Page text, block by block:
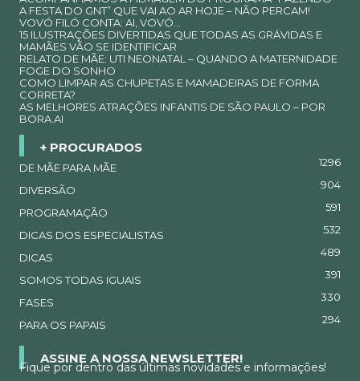
A FESTA DO GNT” QUE VAI AO AR HOJE – NÃO PERCAM!
VOVÓ FILÓ CONTA: AI, VOVÓ…
15 ILUSTRAÇÕES DIVERTIDAS QUE TODAS AS GRÁVIDAS E
MAMÃES VÃO SE IDENTIFICAR
RELATO DE MÃE: UTI NEONATAL – QUANDO A MATERNIDADE
FOGE DO SONHO
COMO LIMPAR AS CHUPETAS E MAMADEIRAS DE FORMA
CORRETA?
AS MELHORES ATRAÇÕES INFANTIS DE SÃO PAULO – POR
BORA.AI
+ PROCURADOS
DE MÃE PARA MÃE 1296
DIVERSÃO 904
PROGRAMAÇÃO 591
DICAS DOS ESPECIALISTAS 532
DICAS 489
SOMOS TODAS IGUAIS 391
FASES 330
PARA OS PAPAIS 294
ASSINE A NOSSA NEWSLETTER!
Fique por dentro das últimas novidades e informações!